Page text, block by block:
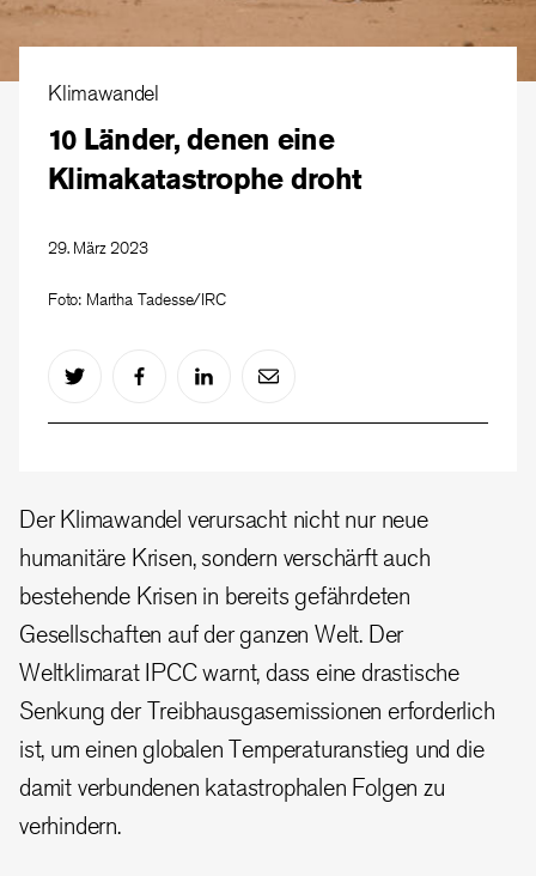
Klimawandel
10 Länder, denen eine
Klimakatastrophe droht
29. März 2023
Foto: Martha Tadesse/IRC
Der Klimawandel verursacht nicht nur neue
humanitäre Krisen, sondern verschärft auch
bestehende Krisen in bereits gefährdeten
Gesellschaften auf der ganzen Welt. Der
Weltklimarat IPCC warnt, dass eine drastische
Senkung der Treibhausgasemissionen erforderlich
ist, um einen globalen Temperaturanstieg und die
damit verbundenen katastrophalen Folgen zu
verhindern.